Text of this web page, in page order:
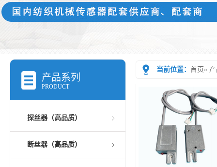
当前位置： 首页»
产品系列
PRODUCT
探丝器（高品质）
断丝器（高品质）